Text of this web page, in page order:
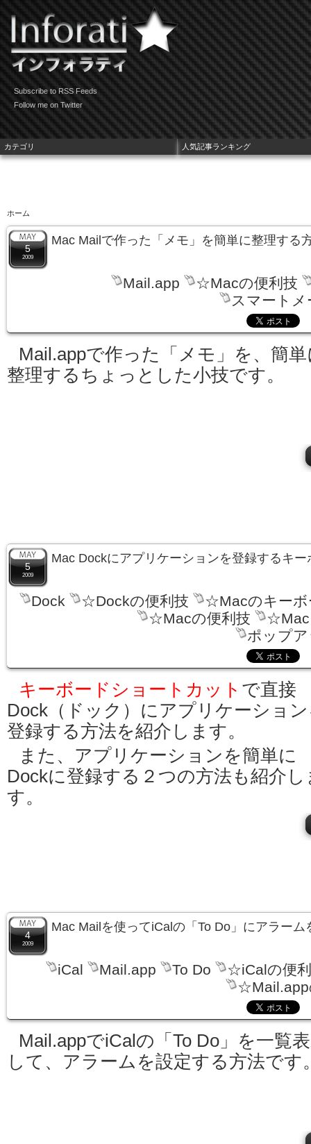
Subscribe to RSS Feeds
Follow me on Twitter
ホーム
5
2009
Mac Mailで作った「メモ」を簡単に整理する
Mail.app
☆Macの便利技
スマート
Mail.appで作った「メモ」を、簡単
整理するちょっとした小技です。
5
2009
Mac Dockにアプリケーションを登録するキ
Dock ☆Dockの便利技
☆Macのキーボ
☆Macの便利技
☆Mac
ポップ
キーボードショートカット で直接
Dock（ドック）にアプリケーショ
登録する方法を紹介します。
また、アプリケーションを簡単に
Dockに登録する２つの方法も紹介し
す。
4
2009
Mac Mailを使ってiCalの「To Do」にアラーム
iCal Mail.app To Do
☆iCalの便
☆Mail.app
Mail.appでiCalの「To Do」を一覧
して、アラームを設定する方法です
カテゴリ 人気記事ランキング